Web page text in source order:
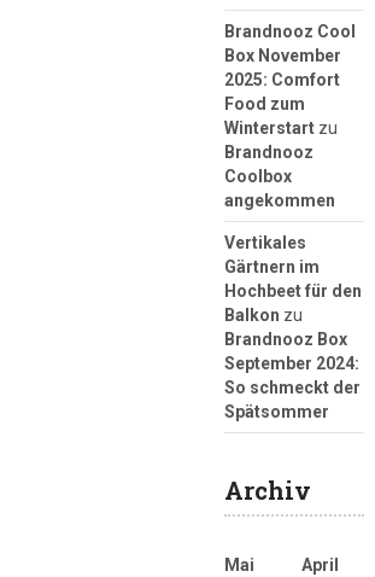
Brandnooz Cool
Box November
2025: Comfort
Food zum
Winterstartzu
Brandnooz
Coolbox
angekommen
Vertikales
Gärtnern im
Hochbeet für den
Balkon zu
Brandnooz Box
September 2024:
So schmeckt der
Spätsommer
Archiv
Mai
April